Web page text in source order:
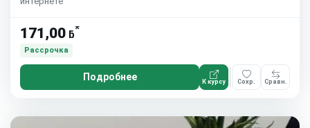
171,00 ƃ*
Рассрочка
Подробнее К курсу Сохр. Сравн.